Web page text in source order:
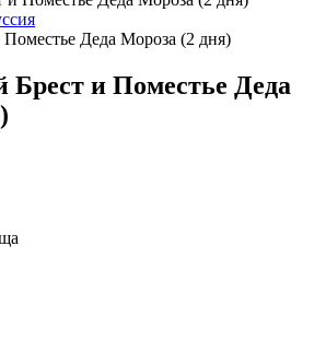
Деда Мороза (2 дня)
Брест и Поместье Деда